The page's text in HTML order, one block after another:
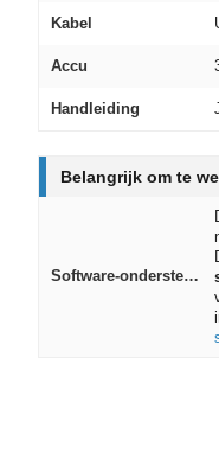
Kabel
Accu
Handleiding
Belangrijk om te
Software-ondersteuning